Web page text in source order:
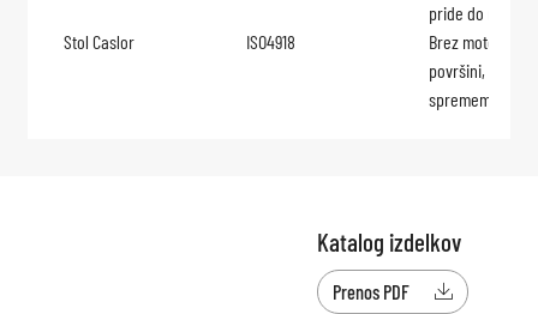
Stol Caslor ISO4918
pride do
Brez motenj na
površini, razen
spremembe
Katalog izdelkov
Prenos PDF 